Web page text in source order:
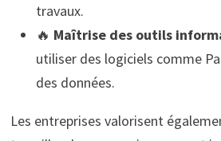
travaux.
🔥 Maîtrise des outils
utiliser des logiciels comme
des données.
Les entreprises valorisent